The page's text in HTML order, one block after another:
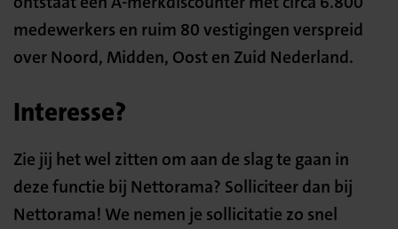
medewerkers en ruim 80 vestigingen verspreid
over Noord, Midden, Oost en Zuid Nederland.
Interesse?
Zie jij het wel zitten om aan de slag te gaan in
deze functie bij Nettorama? Solliciteer dan bij
Nettorama! We nemen je sollicitatie zo snel